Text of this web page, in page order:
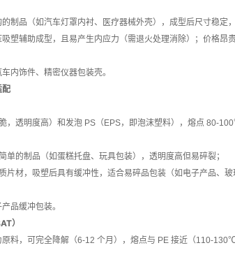
制品（如汽车灯罩内衬、医疗器械外壳），成型后尺寸稳定
塑辅助成型，且易产生内应力（需退火处理消除）；价格昂
内饰件、精密仪器包装壳。
配
，透明度高）和发泡 PS（EPS，即泡沫塑料），熔点 80-
单的制品（如蛋糕托盘、玩具包装），透明度高但易碎裂；
片材，吸塑后具有缓冲性，适合易碎品包装（如电子产品、
品缓冲包装。
）
料，可完全降解（6-12 个月），熔点与 PE 接近（110-